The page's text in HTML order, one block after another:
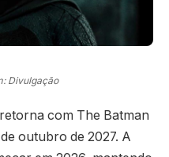
Divulgação
com The Batman
outubro de 2027. A